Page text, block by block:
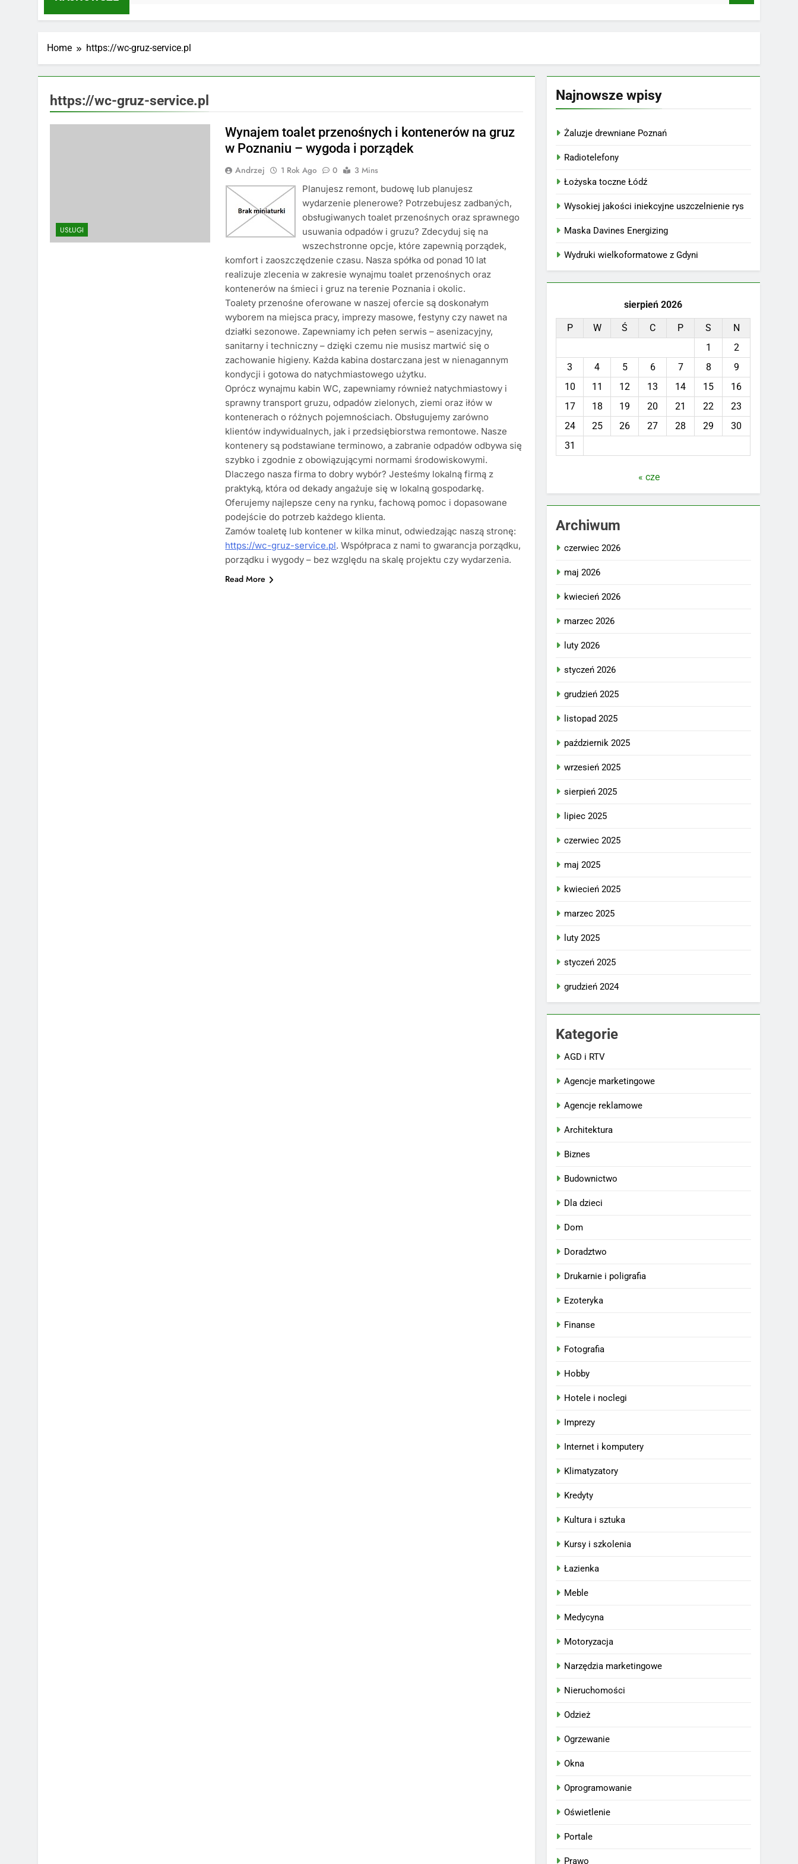
Home https://wc-gruz-service.pl
https://wc-gruz-service.pl
USŁUGI
Wynajem toalet przenośnych i kontenerów na gruz
w Poznaniu – wygoda i porządek
Andrzej 1 Rok Ago 0
3 Mins
Planujesz remont, budowę lub planujesz
wydarzenie plenerowe? Potrzebujesz zadbaných,
obsługiwanych toalet przenośnych oraz sprawnego
usuwania odpadów i gruzu? Zdecyduj się na
wszechstronne opcje, które zapewnią porządek,
komfort i zaoszczędzenie czasu. Nasza spółka od ponad 10 lat
realizuje zlecenia w zakresie wynajmu toalet przenośnych oraz
kontenerów na śmieci i gruz na terenie Poznania i okolic.
Toalety przenośne oferowane w naszej ofercie są doskonałym
wyborem na miejsca pracy, imprezy masowe, festyny czy nawet na
działki sezonowe. Zapewniamy ich pełen serwis – asenizacyjny,
sanitarny i techniczny – dzięki czemu nie musisz martwić się o
zachowanie higieny. Każda kabina dostarczana jest w nienagannym
kondycji i gotowa do natychmiastowego użytku.
Oprócz wynajmu kabin WC, zapewniamy również natychmiastowy i
sprawny transport gruzu, odpadów zielonych, ziemi oraz iłów w
kontenerach o różnych pojemnościach. Obsługujemy zarówno
klientów indywidualnych, jak i przedsiębiorstwa remontowe. Nasze
kontenery są podstawiane terminowo, a zabranie odpadów odbywa się
szybko i zgodnie z obowiązującymi normami środowiskowymi.
Dlaczego nasza firma to dobry wybór? Jesteśmy lokalną firmą z
praktyką, która od dekady angażuje się w lokalną gospodarkę.
Oferujemy najlepsze ceny na rynku, fachową pomoc i dopasowane
podejście do potrzeb każdego klienta.
Zamów toaletę lub kontener w kilka minut, odwiedzając naszą stronę:
https://wc-gruz-service.pl. Współpraca z nami to gwarancja porządku,
porządku i wygody – bez względu na skalę projektu czy wydarzenia.
Read More
Najnowsze wpisy
Żaluzje drewniane Poznań
Radiotelefony
Łożyska toczne Łódź
Wysokiej jakości iniekcyjne uszczelnienie rys
Maska Davines Energizing
Wydruki wielkoformatowe z Gdyni
sierpień 2026
P W Ś C P S
N
1
2
3
4 5 6 7 8
9
10
11 12 13 14 15
16
17
18 19 20 21 22
23
24
25 26 27 28 29
30
31
« cze
Archiwum
czerwiec 2026
maj 2026
kwiecień 2026
marzec 2026
luty 2026
styczeń 2026
grudzień 2025
listopad 2025
październik 2025
wrzesień 2025
sierpień 2025
lipiec 2025
czerwiec 2025
maj 2025
kwiecień 2025
marzec 2025
luty 2025
styczeń 2025
grudzień 2024
Kategorie
AGD i RTV
Agencje marketingowe
Agencje reklamowe
Architektura
Biznes
Budownictwo
Dla dzieci
Dom
Doradztwo
Drukarnie i poligrafia
Ezoteryka
Finanse
Fotografia
Hobby
Hotele i noclegi
Imprezy
Internet i komputery
Klimatyzatory
Kredyty
Kultura i sztuka
Kursy i szkolenia
Łazienka
Meble
Medycyna
Motoryzacja
Narzędzia marketingowe
Nieruchomości
Odzież
Ogrzewanie
Okna
Oprogramowanie
Oświetlenie
Portale
Prawo